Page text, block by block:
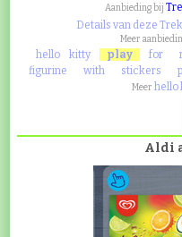
Aanbieding bij
Details van deze
Meer
hello kitty play for
figurine
with stickers
Meer hello
Aldi